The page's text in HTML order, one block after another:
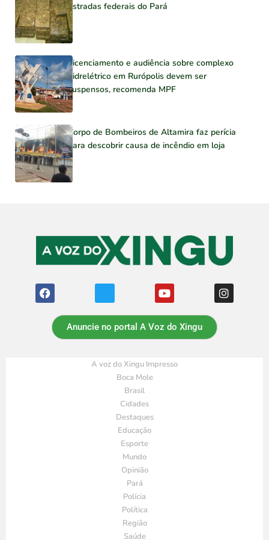
estradas federais do Pará
Licenciamento e audiência sobre complexo
hidrelétrico em Rurópolis devem ser
suspensos, recomenda MPF
Corpo de Bombeiros de Altamira faz perícia
para descobrir causa de incêndio em loja
Anuncie no portal A Voz do Xingu
A voz do Xingu Impresso
Boca Mole
Brasil
Cidades
Destaques
Educação
Esporte
Mundo
Opinião
Pará
Polícia
Política
Região
Saúde